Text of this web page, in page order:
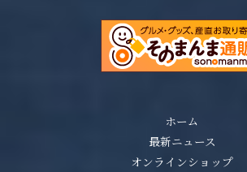
ホーム
最新ニュース
オンラインショップ